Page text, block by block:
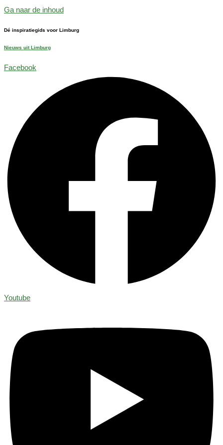
Ga naar de inhoud
Dé inspiratiegids voor Limburg
Nieuws uit Limburg
Facebook
Youtube